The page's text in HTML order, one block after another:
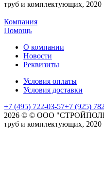
труб и комплектующих, 2020
Компания
Помощь
О компании
Новости
Реквизиты
Условия оплаты
Условия доставки
+7 (495) 722-03-57+7 (925)
2026 © © ООО
труб и комплектующих, 2020